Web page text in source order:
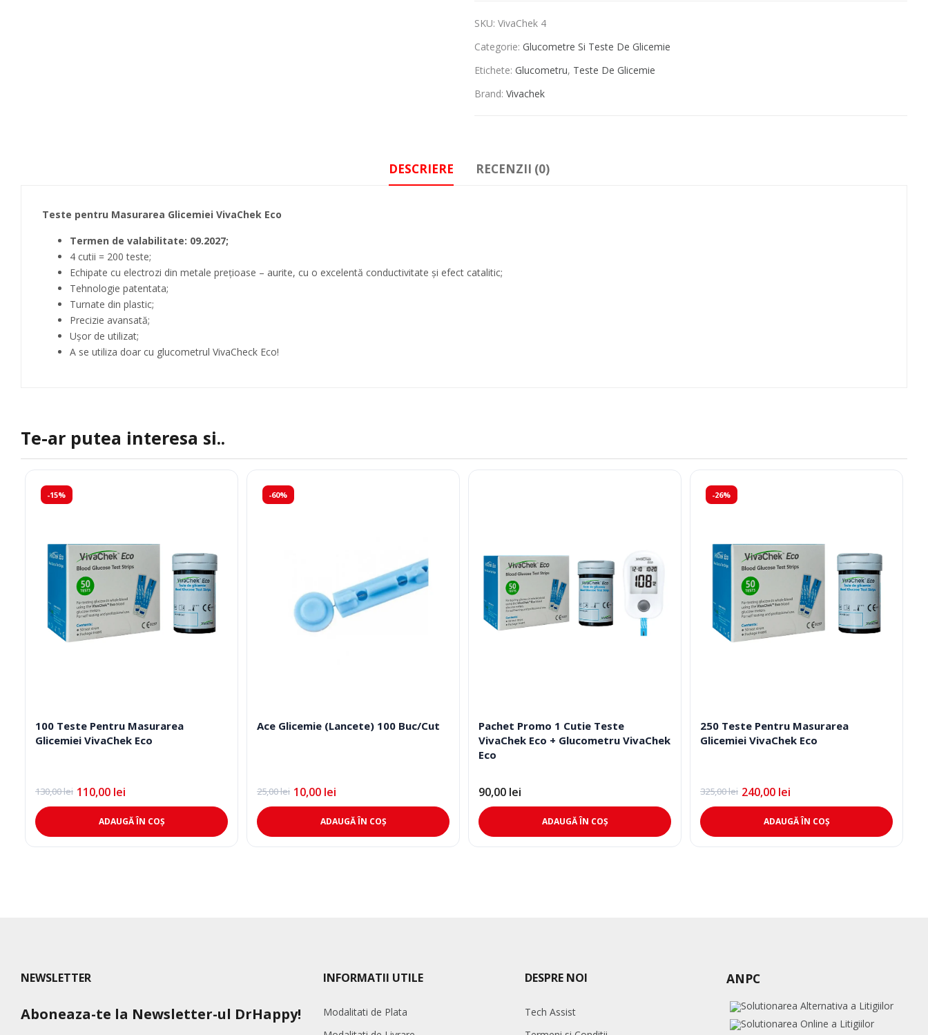
SKU: VivaChek 4
Categorie: Glucometre Si Teste De Glicemie
Etichete: Glucometru, Teste De Glicemie
Brand: Vivachek
DESCRIERE RECENZII (0)
Teste pentru Masurarea Glicemiei VivaChek Eco
Termen de valabilitate: 09.2027;
4 cutii = 200 teste;
Echipate cu electrozi din metale prețioase – aurite, cu o excelentă conductivitate și efect catalitic;
Tehnologie patentata;
Turnate din plastic;
Precizie avansată;
Uşor de utilizat;
A se utiliza doar cu glucometrul VivaCheck Eco!
Te-ar putea interesa si..
-15%
100 Teste Pentru Masurarea
Glicemiei VivaChek Eco
130,00lei
Prețul
inițial
a
fost:
130,00 lei.
110,00 lei
Prețul
curent
este:
110,00 lei.
ADAUGĂ ÎN COȘ
-60%
Ace Glicemie (Lancete) 100 Buc/Cut
25,00lei
Prețul
inițial
a
fost:
25,00 lei.
10,00 lei
Prețul
curent
este:
10,00 lei.
ADAUGĂ ÎN COȘ
Pachet Promo 1 Cutie Teste
VivaChek Eco + Glucometru VivaChek
Eco
90,00 lei
ADAUGĂ ÎN COȘ
-26%
250 Teste Pentru Masurarea
Glicemiei VivaChek Eco
325,00lei
Prețul
inițial
a
fost:
325,00 lei.
240,00 lei
Prețul
curent
este:
240,00 lei.
ADAUGĂ ÎN COȘ
NEWSLETTER
Aboneaza-te la Newsletter-ul DrHappy!
INFORMATII UTILE
Modalitati de Plata
DESPRE NOI
Tech Assist
ANPC